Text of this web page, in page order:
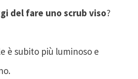
del fare uno scrub viso?
è subito più luminoso e